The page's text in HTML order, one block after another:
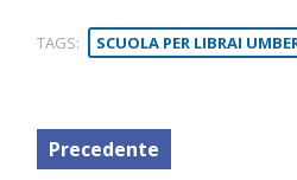
TAGS: SCUOLA PER LIBRAI
Precedente